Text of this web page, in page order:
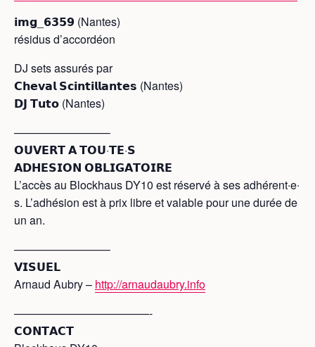
𝗶𝗺𝗴_𝟲𝟯𝟱𝟵 (Nantes)
résidus d’accordéon
DJ sets assurés par
𝗖𝗵𝗲𝘃𝗮𝗹 𝗦𝗰𝗶𝗻𝘁𝗶𝗹𝗹𝗮𝗻𝘁𝗲𝘀 (Nantes)
𝗗𝗝 𝗧𝘂𝘁𝗼 (Nantes)
————————–
𝗢𝗨𝗩𝗘𝗥𝗧 𝗔 𝗧𝗢𝗨·𝗧𝗘·𝗦
𝗔𝗗𝗛𝗘𝗦𝗜𝗢𝗡 𝗢𝗕𝗟𝗜𝗚𝗔𝗧𝗢𝗜𝗥𝗘
L’accès au Blockhaus DY10 est réservé à ses adhérent‧e‧
s. L’adhésion est à prix libre et valable pour une durée de
un an.
————————–
𝗩𝗜𝗦𝗨𝗘𝗟
Arnaud Aubry – http://arnaudaubry.info
————————————-
𝗖𝗢𝗡𝗧𝗔𝗖𝗧